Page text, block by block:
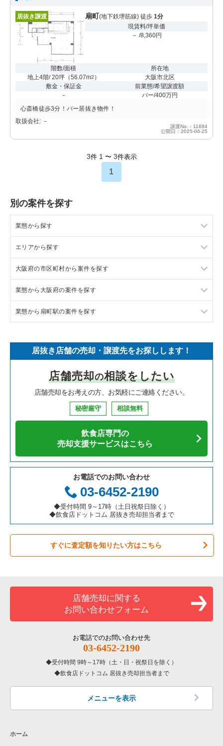
居抜き譲渡 扇町(地下鉄堺筋線) 徒歩 1分
現賃料/坪単価
－ /8,360円
階数/面積
地上4階/ 20坪（56.07m2 ）
所在地
大阪市北区
敷金・保証金
-
前業態/希望譲渡額
バー/400万円
心斎橋徒歩3分！バー居抜き物件！
取扱会社: －
譲渡No.：11684
公開日：2025-06-25
3件 1 〜 3件表示
1
別の案件を探す
業態から探す
ラーメンの居抜き売却物件の案件一覧
フランス料理の居抜き売却物件の案件一覧
イタリア料理の居抜き売却物件の案件一覧
中華の居抜き売却物件の案件一覧
寿司の居抜き売却物件の案件一覧
焼肉の居抜き売却物件の案件一覧
鉄板焼き・お好み焼の居抜き売却物件の案件一覧
カフェの居抜き売却物件の案件一覧
テイクアウトの居抜き売却物件の案件一覧
お弁当・惣菜・デリの居抜き売却物件の案件一覧
カラオケ・パブ・スナックの居抜き売却物件の案件一覧
バーの居抜き売却物件の案件一覧
居酒屋・ダイニングバーの居抜き売却物件の案件一覧
洋食の居抜き売却物件の案件一覧
その他の居抜き売却物件の案件一覧
エリアから探す
東京23区の飲食店の居抜き売却物件の案件一覧
東京都下の飲食店の居抜き売却物件の案件一覧
千葉県の飲食店の居抜き売却物件の案件一覧
神奈川県の飲食店の居抜き売却物件の案件一覧
大阪府の飲食店の居抜き売却物件の案件一覧
兵庫県の飲食店の居抜き売却物件の案件一覧
愛知県の飲食店の居抜き売却物件の案件一覧
岐阜県の飲食店の居抜き売却物件の案件一覧
三重県の飲食店の居抜き売却物件の案件一覧
大阪府の市区町村から案件を探す
大阪市北区の飲食店の居抜き売却物件の案件一覧
大阪市中央区の飲食店の居抜き売却物件の案件一覧
堺市北区の飲食店の居抜き売却物件の案件一覧
堺市中区の飲食店の居抜き売却物件の案件一覧
大阪市西区の飲食店の居抜き売却物件の案件一覧
大阪市福島区の飲食店の居抜き売却物件の案件一覧
豊中市の飲食店の居抜き売却物件の案件一覧
大阪市都島区の飲食店の居抜き売却物件の案件一覧
大阪市阿倍野区の飲食店の居抜き売却物件の案件一覧
東大阪市の飲食店の居抜き売却物件の案件一覧
吹田市の飲食店の居抜き売却物件の案件一覧
大阪市東住吉区の飲食店の居抜き売却物件の案件一覧
門真市の飲食店の居抜き売却物件の案件一覧
大阪市天王寺区の飲食店の居抜き売却物件の案件一覧
高石市の飲食店の居抜き売却物件の案件一覧
業態から大阪府の案件を探す
大阪府のラーメンの居抜き売却物件の案件一覧
大阪府のイタリア料理の居抜き売却物件の案件一覧
大阪府の中華の居抜き売却物件の案件一覧
大阪府のそば・うどんの居抜き売却物件の案件一覧
大阪府の焼肉の居抜き売却物件の案件一覧
大阪府の鉄板焼き・お好み焼の居抜き売却物件の案件一覧
大阪府のアジア料理の居抜き売却物件の案件一覧
大阪府のカフェの居抜き売却物件の案件一覧
大阪府のテイクアウトの居抜き売却物件の案件一覧
大阪府のお弁当・惣菜・デリの居抜き売却物件の案件一覧
大阪府のバーの居抜き売却物件の案件一覧
大阪府の居酒屋・ダイニングバーの居抜き売却物件の案件一覧
大阪府の和食の居抜き売却物件の案件一覧
大阪府の洋食の居抜き売却物件の案件一覧
大阪府のその他の居抜き売却物件の案件一覧
業態から扇町駅の案件を探す
扇町駅の焼肉の居抜き売却物件の案件一覧
扇町駅のバーの居抜き売却物件の案件一覧
居抜き店舗の売却・譲渡先をお探しします！
店舗売却の相談をしたい
店舗売却をお考えの方、お気軽にご連絡ください。
秘密厳守 相談無料
飲食店専門の
売却支援サービスはこちら
お電話でのお問い合わせ
03-6452-2190
◆受付時間 9～17時（土日祝祭日除く）
◆飲食店ドットコム 居抜き売却担当者まで
すぐに査定額を知りたい方はこちら
店舗売却に関する
お問い合わせフォーム
お電話でのお問い合わせ先
03-6452-2190
受付時間 9時～17時（土・日・祝祭日を除く）
飲食店ドットコム 居抜き売却担当者まで
メニューを表示
ホーム